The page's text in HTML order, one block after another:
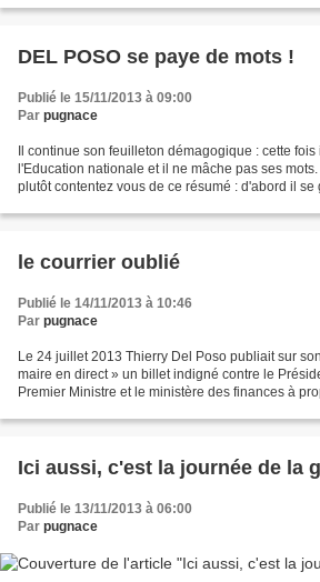
DEL POSO se paye de mots !
Publié le 15/11/2013 à 09:00
Par pugnace
Il continue son feuilleton démagogique : cette
l'Education nationale et il ne mâche pas ses
plutôt contentez vous de ce résumé : d'abord il
le courrier oublié
Publié le 14/11/2013 à 10:46
Par pugnace
Le 24 juillet 2013 Thierry Del Poso publiait sur
maire en direct » un billet indigné contre le
Premier Ministre et le ministère des finances à
Ici aussi, c'est la journée de la
Publié le 13/11/2013 à 06:00
Par pugnace